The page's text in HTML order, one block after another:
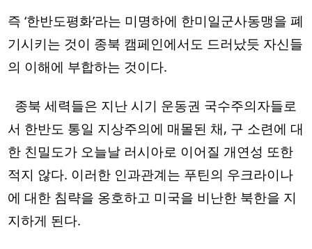
즉 ‘한반도평화’라는 미명하에 한미일군사동맹을 폐
기시키는 것이 종북 캠페인에서도 드러났듯 자신들
의 이해에 부합하는 것이다.
서 한반도 통일 지상주의에 매몰된 채, 구 소련에 대
한 친밀도가 오늘날 러시아로 이어질 개연성 또한
적지 않다. 이러한 인과관계는 푸틴의 우크라이나
에 대한 침략을 옹호하고 미국을 비난한 북한을 지
지하게 된다.